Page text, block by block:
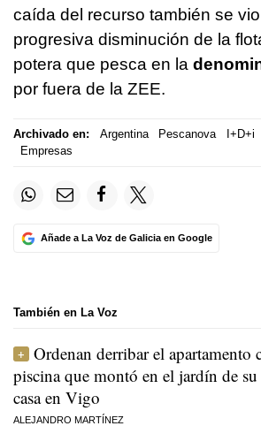
caída del recurso también se
progresiva disminución de la
potera que pesca en la
por fuera de la ZEE.
Archivado en: Argentina Pescanova I+D+i
Empresas
Añade a La Voz de Galicia en Google
También en La Voz
Ordenan derribar el apartamento
piscina que montó en el jardín de su
casa en Vigo
ALEJANDRO MARTÍNEZ